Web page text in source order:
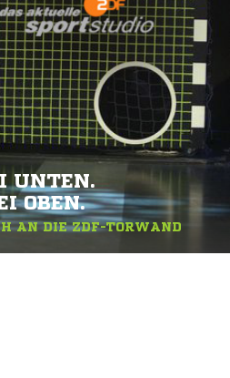
UNTEN.
OBEN.
AN DIE ZDF-TORWAND